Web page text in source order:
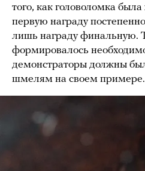
того, как головоломка
первую награду
лишь награду финальную.
формировалось
демонстраторы должны
шмелям на своем примере.